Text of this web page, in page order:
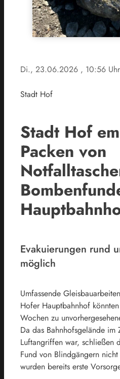
Di., 23.06.2026 , 10:56 Uhr
Stadt Hof
Stadt Hof
Packen von
Evakuierungen rund
möglich
Umfassende
Hofer Hauptbahnhof
Wochen zu
Da das Bahnhofsgelände
Luftangriffen war, schließen
Fund von Blindgängern
wurden bereits erste